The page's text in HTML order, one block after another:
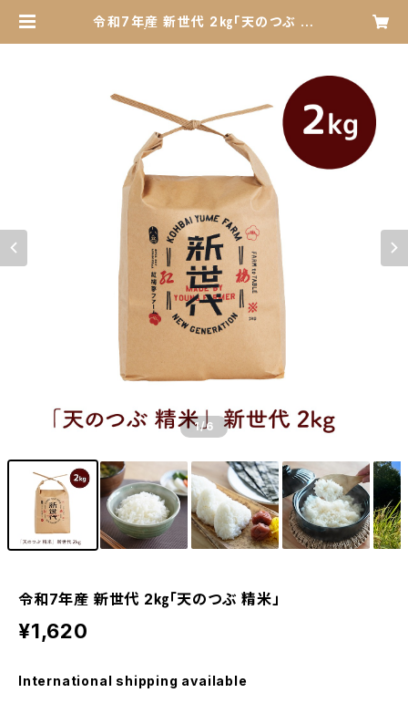
令和7年産 新世代 2㎏「天のつぶ 精
1/6
令和7年産 新世代 2㎏「天のつぶ 精米」
¥1,620
International shipping available